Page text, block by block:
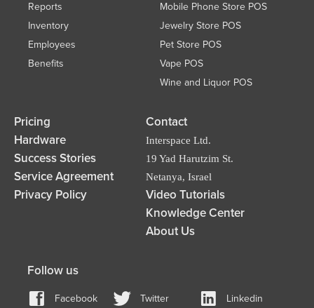
Reports
Inventory
Employees
Benefits
Mobile Phone Store POS
Jewelry Store POS
Pet Store POS
Vape POS
Wine and Liquor POS
Pricing
Hardware
Success Stories
Service Agreement
Privacy Policy
Contact
Interspace Ltd.
19 Yad Harutzim St.
Netanya, Israel
Video Tutorials
Knowledge Center
About Us
Follow us
Facebook Twitter Linkedin